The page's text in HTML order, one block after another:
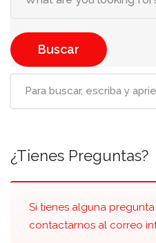
Buscar
¿Tienes Preguntas?
Si tienes alguna
contactarnos al correo